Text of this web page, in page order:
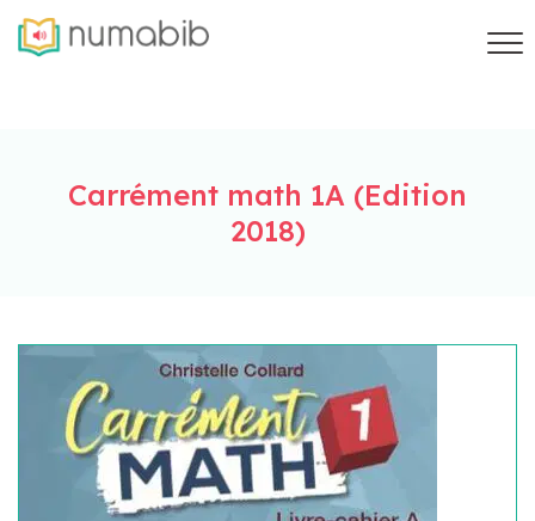
Carrément math 1A (Edition
2018)